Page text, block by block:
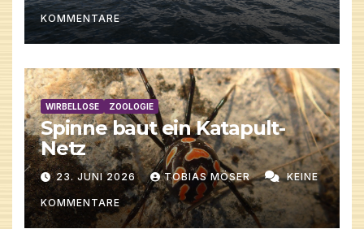
KOMMENTARE
WIRBELLOSE ZOOLOGIE
Spinne baut ein Katapult-
Netz
23. JUNI 2026 TOBIAS MÖSER KEINE
KOMMENTARE